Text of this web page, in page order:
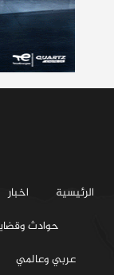
الرئيسية اخبار
حوادث
عربي وعالمي